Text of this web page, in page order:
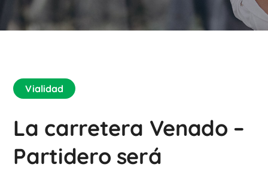
Vialidad
La carretera Venado –
Partidero será